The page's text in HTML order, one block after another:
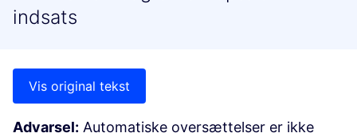
indsats
Vis original tekst
Advarsel: Automatiske oversættelser er ikke